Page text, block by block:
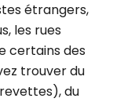
étrangers,
les rues
certains des
trouver du
du